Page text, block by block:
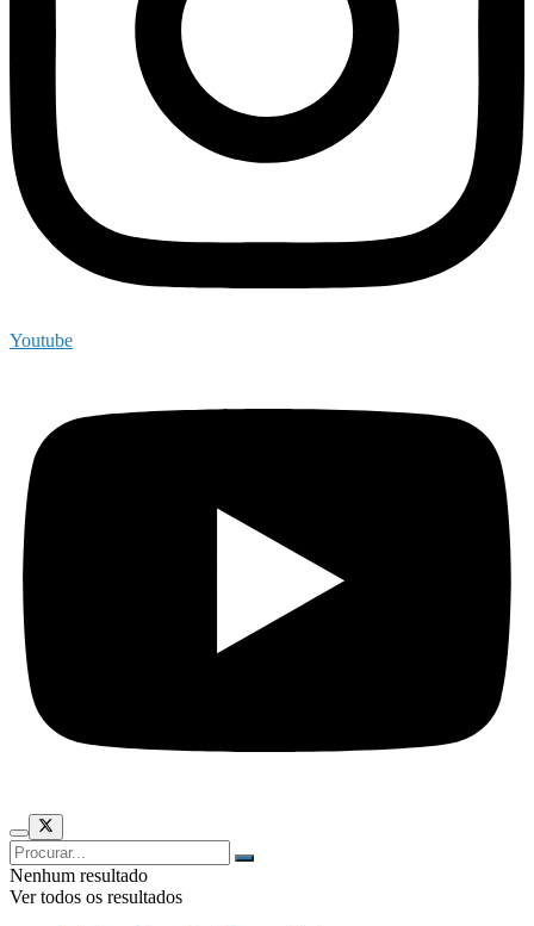
Youtube
Nenhum resultado
Ver todos os resultados